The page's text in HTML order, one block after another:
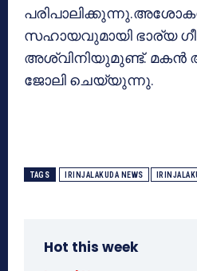
സഹായവുമായി ഭാര്യ
അശ്വിനിയുമുണ്ട്. മകന്‍
ജോലി ചെയ്യുന്നു.
TAGS IRINJALAKUDA NEWS
Hot this week